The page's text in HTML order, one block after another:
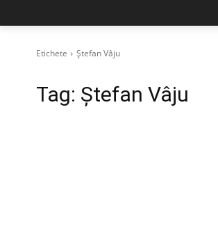
Etichete Ștefan Vâju
Tag: Ștefan Vâju